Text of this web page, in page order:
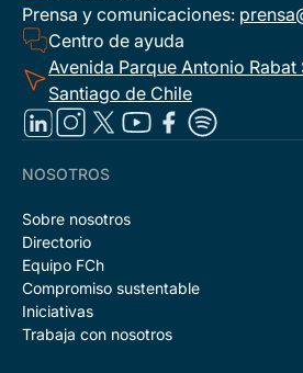
Prensa y comunicaciones:
Centro de ayuda
Avenida Parque Antonio Rabat
Santiago de Chile
NOSOTROS
Sobre nosotros
Directorio
Equipo FCh
Compromiso sustentable
Iniciativas
Trabaja con nosotros